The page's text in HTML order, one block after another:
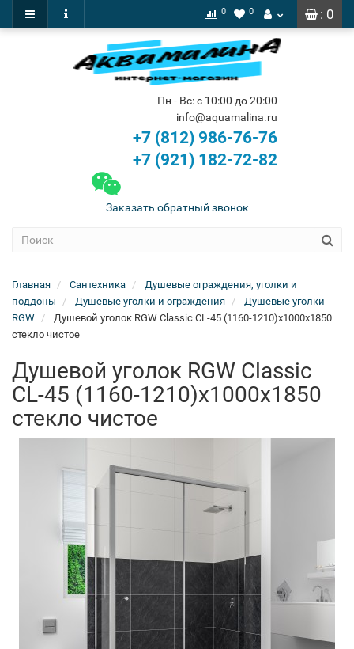
: 0
0 0
Пн - Вс: с 10:00 до 20:00
info@aquamalina.ru
+7 (812) 986-76-76
+7 (921) 182-72-82
Заказать обратный звонок
Главная Сантехника
Душевые ограждения, уголки и
поддоны
Душевые уголки и ограждения
Душевые уголки
RGW
Душевой уголок RGW Classic CL-45 (1160-1210)x1000x1850
стекло чистое
Душевой уголок RGW Classic
CL-45 (1160-1210)x1000x1850
стекло чистое